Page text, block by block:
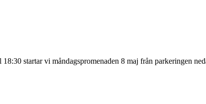
startar vi måndagspromenaden 8 maj från parkeringen